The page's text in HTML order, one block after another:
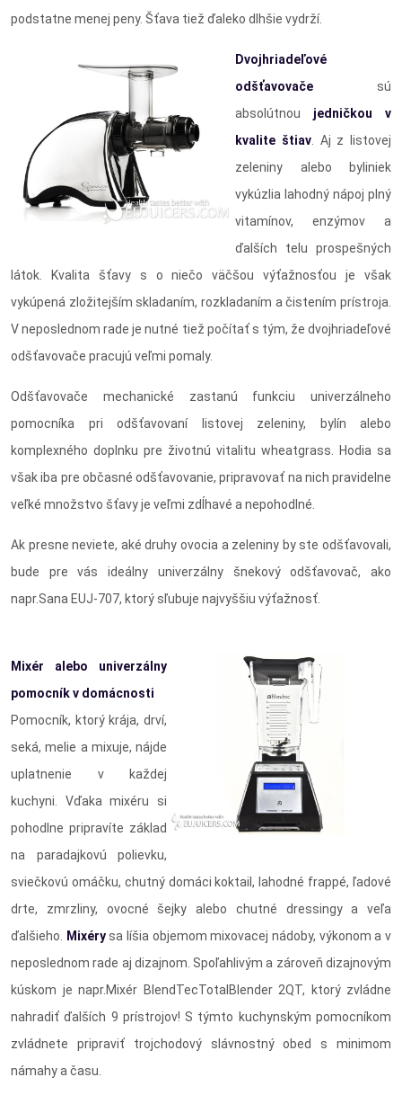
podstatne menej peny. Šťava tiež ďaleko dlhšie vydrží.
Dvojhriadeľové
odšťavovače sú
absolútnou jedničkou v
kvalite štiav. Aj z listovej
zeleniny alebo byliniek
vykúzlia lahodný nápoj plný
vitamínov, enzýmov a
ďalších telu prospešných
látok. Kvalita šťavy s o niečo väčšou výťažnosťou je však
vykúpená zložitejším skladaním, rozkladaním a čistením prístroja.
V neposlednom rade je nutné tiež počítať s tým, že dvojhriadeľové
odšťavovače pracujú veľmi pomaly.
Odšťavovače mechanické zastanú funkciu univerzálneho
pomocníka pri odšťavovaní listovej zeleniny, bylín alebo
komplexného doplnku pre životnú vitalitu wheatgrass. Hodia sa
však iba pre občasné odšťavovanie, pripravovať na nich pravidelne
veľké množstvo šťavy je veľmi zdĺhavé a nepohodlné.
Ak presne neviete, aké druhy ovocia a zeleniny by ste odšťavovali,
bude pre vás ideálny univerzálny šnekový odšťavovač, ako
napr.Sana EUJ-707, ktorý sľubuje najvyššiu výťažnosť.
Mixér alebo univerzálny
pomocník v domácnosti
Pomocník, ktorý krája, drví,
seká, melie a mixuje, nájde
uplatnenie v každej
kuchyni. Vďaka mixéru si
pohodlne pripravíte základ
na paradajkovú polievku,
sviečkovú omáčku, chutný domáci koktail, lahodné frappé, ľadové
drte, zmrzliny, ovocné šejky alebo chutné dressingy a veľa
ďalšieho.
Mixérysa líšia objemom mixovacej nádoby, výkonom a v
neposlednom rade aj dizajnom. Spoľahlivým a zároveň dizajnovým
kúskom je napr.Mixér BlendTecTotalBlender 2QT, ktorý zvládne
nahradiť ďalších 9 prístrojov! S týmto kuchynským pomocníkom
zvládnete pripraviť trojchodový slávnostný obed s minimom
námahy a času.